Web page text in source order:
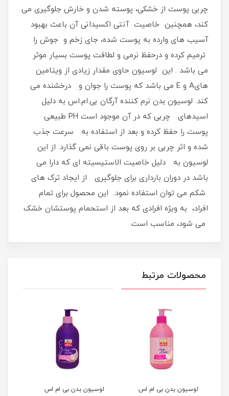
چربی پوست از خشکی، پوسته شدن و خارش جلوگیری می
کند، همچنین خاصیت آنتی اکسیدانی آن باعث بهبود
آسیب های وارده به پوست شده، جای زخم و جوش را
ترمیم کرده و درحفظ نرمی و لطافت پوست بسیار موثر
می باشد . این لوسیون حاوی مقدار زیادی از ویتامین
هایA و E می باشد که پوست را جوان و درخشنده می
کند. لوسیون بدن نرم کننده آرگان بی.ام.اس به دلیل
اسیدهای چربی که در آن موجود است PH طبیعی
پوست را حفظ کرده و بعد از استفاده به سرعت جذب
شده و اثر چربی بر روی پوست باقی نمی گذارد. از این
لوسیون به دلیل خاصیت الاستیسیته ای که دارا می
باشد در دوران بارداری برای جلوگیری از ایجاد ترک های
شکم می توان استفاده نمود. این محصول برای تمام
افراد، به ویژه افرادی که بعد از استحمام پوستشان خشک
می شود، مناسب است.
محصولات مرتبط
لوسیون بدن بی ام اس
لوسیون بدن بی ام اس